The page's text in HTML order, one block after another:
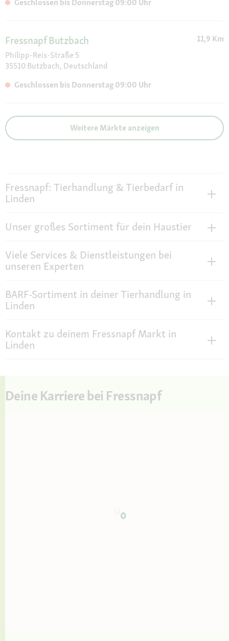
Geschlossen bis Donnerstag 09:00 Uhr
Fressnapf Butzbach
11,9 Km
Philipp-Reis-Straße 5
35510 Butzbach, Deutschland
Geschlossen bis Donnerstag 09:00 Uhr
Weitere Märkte anzeigen
Fressnapf: Tierhandlung & Tierbedarf in
Linden
Unser großes Sortiment für dein Haustier
Viele Services & Dienstleistungen bei
unseren Experten
BARF-Sortiment in deiner Tierhandlung in
Linden
Kontakt zu deinem Fressnapf Markt in
Linden
Deine Karriere bei Fressnapf